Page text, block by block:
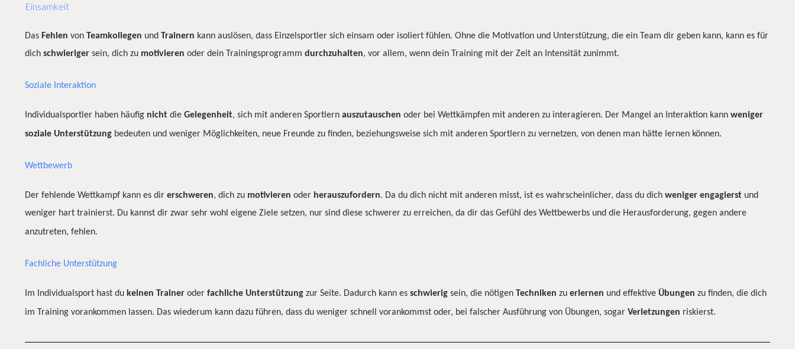
Einsamkeit
Das Fehlen von Teamkollegen und Trainern kann auslösen, dass Einzelsportler sich einsam oder isoliert fühlen. Ohne die Motivation und Unterstützung, die ein Team dir geben kann, kann es für
dich schwieriger sein, dich zu motivieren oder dein Trainingsprogramm durchzuhalten, vor allem, wenn dein Training mit der Zeit an Intensität zunimmt.
Soziale Interaktion
Individualsportler haben häufig nicht die Gelegenheit, sich mit anderen Sportlern auszutauschen oder bei Wettkämpfen mit anderen zu interagieren. Der Mangel an Interaktion kann weniger
soziale Unterstützung bedeuten und weniger Möglichkeiten, neue Freunde zu finden, beziehungsweise sich mit anderen Sportlern zu vernetzen, von denen man hätte lernen können.
Wettbewerb
Der fehlende Wettkampf kann es dir erschweren, dich zu motivieren oder herauszufordern. Da du dich nicht mit anderen misst, ist es wahrscheinlicher, dass du dich weniger engagierst und
weniger hart trainierst. Du kannst dir zwar sehr wohl eigene Ziele setzen, nur sind diese schwerer zu erreichen, da dir das Gefühl des Wettbewerbs und die Herausforderung, gegen andere
anzutreten, fehlen.
Fachliche Unterstützung
Im Individualsport hast du keinen Trainer oder fachliche Unterstützung zur Seite. Dadurch kann es schwierig sein, die nötigen Techniken zu erlernen und effektive Übungen zu finden, die dich
im Training vorankommen lassen. Das wiederum kann dazu führen, dass du weniger schnell vorankommst oder, bei falscher Ausführung von Übungen, sogar Verletzungen riskierst.